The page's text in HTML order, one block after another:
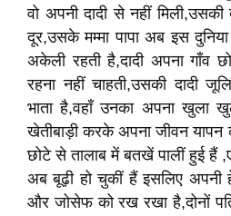
वो अपनी दादी से नहीं
दूर,उसके मम्मा पापा अब इस
अकेली रहती है,दादी अपना
रहना नहीं चाहती,उसकी दादी
भाता है,वहाँ उनका अपना खुला
खेतीबाड़ी करके अपना जीवन यापन
छोटे से तालाब में बतखें पालीं हुई हैं
अब बूढ़ी हो चुकीं हैं इसलिए अपनी
और जोसेफ को रख रखा है,दोनों